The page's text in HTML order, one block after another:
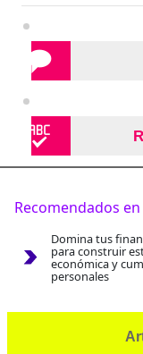
Recomendados en
Domina tus
para construir
económica y
personales